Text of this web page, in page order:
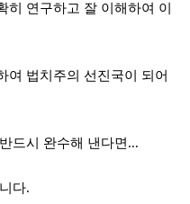
히 연구하고 잘 이해하여 이
여 법치주의 선진국이 되어
드시 완수해 낸다면...
다.